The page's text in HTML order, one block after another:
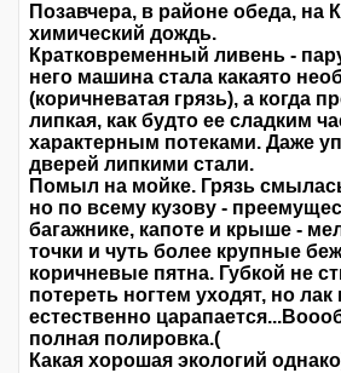
Позавчера, в районе обеда, на
химический дождь.
Кратковременный ливень -
него машина стала какаято
(коричневатая грязь), а когда
липкая, как будто ее сладким
характерным потеками. Даже
дверей липкими стали.
Помыл на мойке. Грязь
но по всему кузову -
багажнике, капоте и крыше -
точки и чуть более крупные
коричневые пятна. Губкой не
потереть ногтем уходят, но лак
естественно
полная полировка.(
Какая хорошая экологий